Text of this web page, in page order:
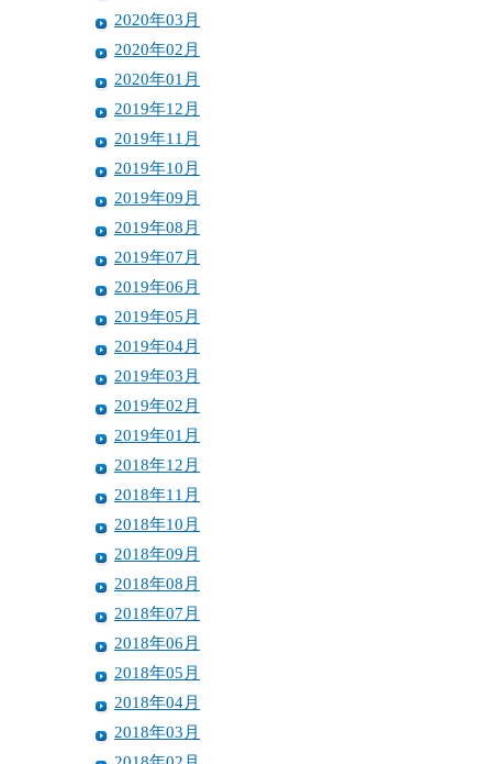
2020年03月
2020年02月
2020年01月
2019年12月
2019年11月
2019年10月
2019年09月
2019年08月
2019年07月
2019年06月
2019年05月
2019年04月
2019年03月
2019年02月
2019年01月
2018年12月
2018年11月
2018年10月
2018年09月
2018年08月
2018年07月
2018年06月
2018年05月
2018年04月
2018年03月